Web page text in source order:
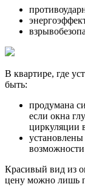
В квартире, где
быть:
продумана
если окна
циркуляции
Красивый вид из
цену можно лишь